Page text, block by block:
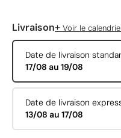
Livraison+ Voir le
Date de livraison
17/08 au 19/08
Date de livraison
13/08 au 17/08